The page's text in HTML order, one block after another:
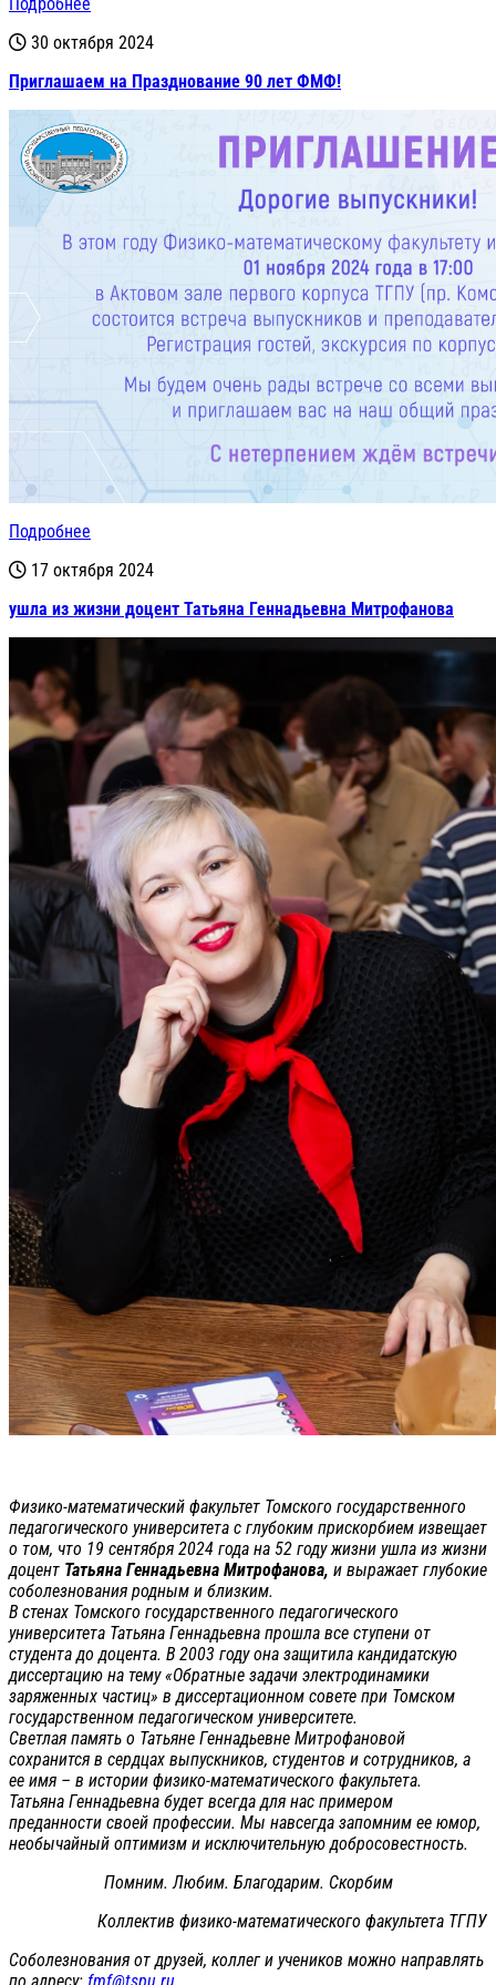
30 октября 2024
Приглашаем на Празднование 90 лет ФМФ!
Подробнее
17 октября 2024
ушла из жизни доцент Татьяна Геннадьевна Митрофанова
Физико-математический факультет Томского государственного
педагогического университета с глубоким прискорбием извещает
о том, что 19 сентября 2024 года на 52 году жизни ушла из жизни
доцент Татьяна Геннадьевна Митрофанова, и выражает глубокие
соболезнования родным и близким.
В стенах Томского государственного педагогического
университета Татьяна Геннадьевна прошла все ступени от
студента до доцента. В 2003 году она защитила кандидатскую
диссертацию на тему «Обратные задачи электродинамики
заряженных частиц» в диссертационном совете при Томском
государственном педагогическом университете.
Светлая память о Татьяне Геннадьевне Митрофановой
сохранится в сердцах выпускников, студентов и сотрудников, а
ее имя – в истории физико-математического факультета.
Татьяна Геннадьевна будет всегда для нас примером
преданности своей профессии. Мы навсегда запомним ее юмор,
необычайный оптимизм и исключительную добросовестность.
Помним. Любим. Благодарим. Скорбим
Коллектив физико-математического факультета ТГПУ
Соболезнования от друзей, коллег и учеников можно направлять